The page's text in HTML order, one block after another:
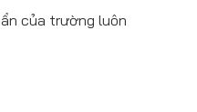
của trường luôn